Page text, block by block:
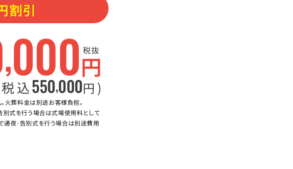
割引
,000円
税抜
込550,000円 )
火葬料金は別途お客様負担。
式を行う場合は式場使用料として
通夜･告別式を行う場合は別途費用